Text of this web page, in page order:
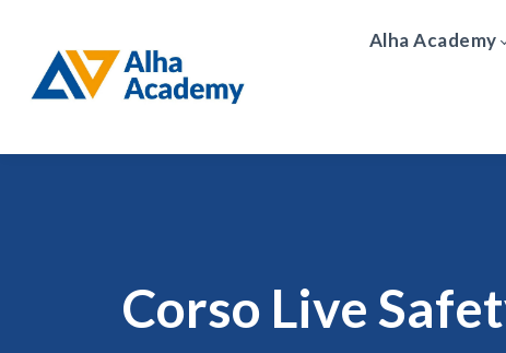
Alha Academy
Corso Live